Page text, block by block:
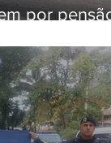
por pensão